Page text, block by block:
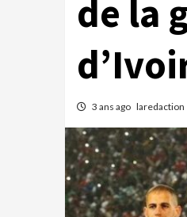
de la
3 ans ago laredaction